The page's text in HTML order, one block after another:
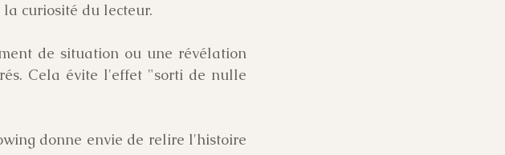
curiosité du lecteur.
de situation ou une révélation
Cela évite l'effet "sorti de nulle
donne envie de relire l'histoire